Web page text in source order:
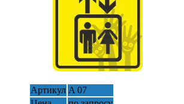
Артикул A 07